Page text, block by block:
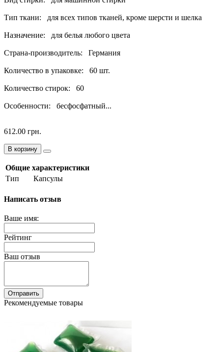
Тип ткани: для всех типов тканей, кроме шерсти и шелка
Назначение: для белья любого цвета
Страна-производитель: Германия
Количество в упаковке: 60 шт.
Количество стирок: 60
Особенности: бесфосфатный...
612.00 грн.
В корзину
Общие характеристики
Тип
Капсулы
Написать отзыв
Ваше имя:
Рейтинг
Ваш отзыв
Отправить
Рекомендуемые товары